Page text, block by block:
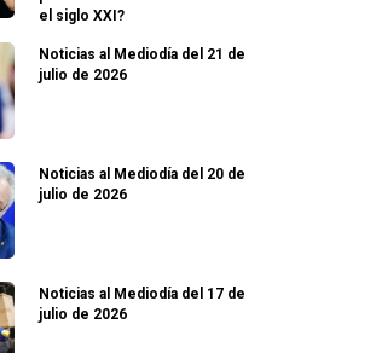
el siglo XXI?
Noticias al Mediodía del 21 de
julio de 2026
Noticias al Mediodía del 20 de
julio de 2026
Noticias al Mediodía del 17 de
julio de 2026